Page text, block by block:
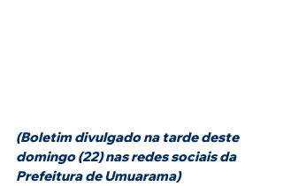
(Boletim divulgado na tarde deste
domingo (22) nas redes sociais da
Prefeitura de Umuarama)